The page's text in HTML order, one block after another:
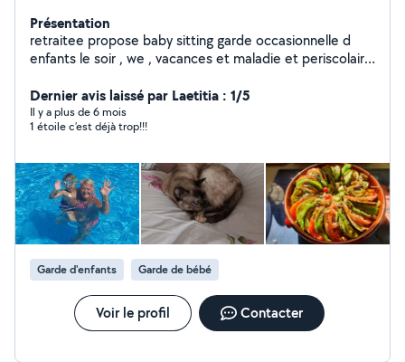
Présentation
retraitee propose baby sitting garde occasionnelle d
enfants le soir , we , vacances et maladie et periscolaire
loisirs Cordialement
Dernier avis laissé par Laetitia : 1/5
Il y a plus de 6 mois
1 étoile c’est déjà trop!!!
Garde d'enfants Garde de bébé
Voir le profil Contacter